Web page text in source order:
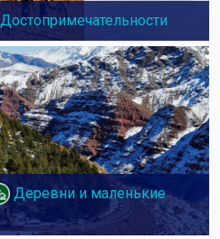
Достопримечательности
Деревни и маленькие